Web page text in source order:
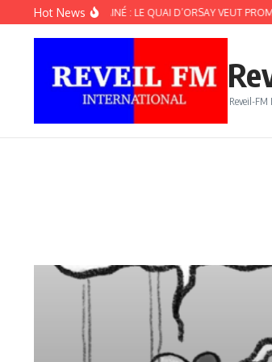
Aller au contenu
Hot News
ENCHAINÉ : LE QUAI D’ORSAY VEUT
Reveil-FM